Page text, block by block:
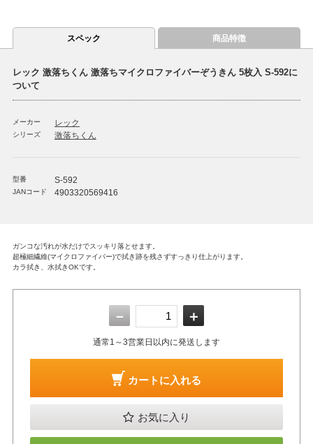
スペック 商品特徴
レック 激落ちくん 激落ちマイクロファイバーぞうきん 5枚入 S-592に
ついて
メーカー レック
シリーズ 激落ちくん
型番 S-592
JANコード 4903320569416
ガンコな汚れが水だけでスッキリ落とせます。
超極細繊維(マイクロファイバー)で拭き跡を残さずすっきり仕上がります。
カラ拭き、水拭きOKです。
－ ＋
通常1～3営業日以内に発送します
カートに入れる
お気に入り